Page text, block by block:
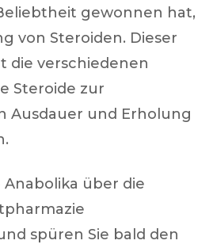
gewonnen hat,
von Steroiden. Dieser
die verschiedenen
Steroide zur
Ausdauer und Erholung
Anabolika über die
spüren Sie bald den